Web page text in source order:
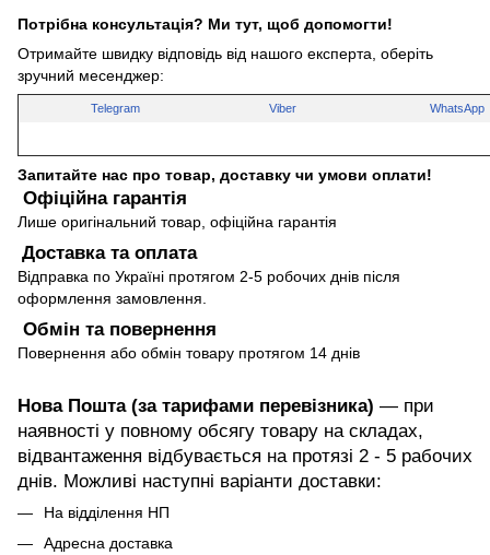
Потрібна консультація? Ми тут, щоб допомогти!
Отримайте швидку відповідь від нашого експерта, оберіть
зручний месенджер:
Telegram Viber WhatsApp
Запитайте нас про товар, доставку чи умови оплати!
Офіційна гарантія
Лише оригінальний товар, офіційна гарантія
Доставка та оплата
Відправка по Україні протягом 2-5 робочих днів після
оформлення замовлення.
Обмін та повернення
Повернення або обмін товару протягом 14 днів
Нова Пошта (за тарифами перевізника) — при
наявності у повному обсягу товару на складах,
відвантаження відбувається на протязі 2 - 5 рабочих
днів. Можливі наступні варіанти доставки:
На відділення НП
Адресна доставка